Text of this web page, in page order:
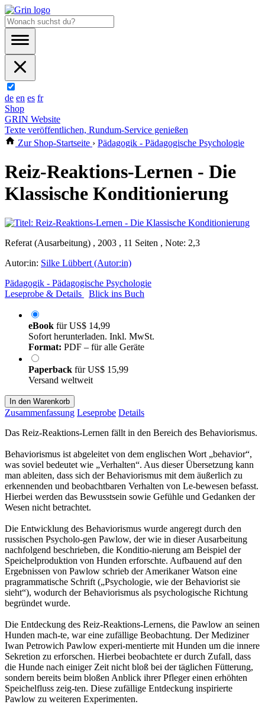
de en es fr
Shop
GRIN Website
Texte veröffentlichen, Rundum-Service genießen
Zur Shop-Startseite › Pädagogik - Pädagogische Psychologie
Reiz-Reaktions-Lernen - Die
Klassische Konditionierung
Referat (Ausarbeitung) , 2003 , 11 Seiten , Note: 2,3
Autor:in: Silke Lübbert (Autor:in)
Pädagogik - Pädagogische Psychologie
Leseprobe & Details
Blick ins Buch
eBook fürUS$ 14,99
Sofort herunterladen. Inkl. MwSt.
Format: PDF – für alle Geräte
Paperback fürUS$ 15,99
Versand weltweit
In den Warenkorb
Zusammenfassung Leseprobe Details
Das Reiz-Reaktions-Lernen fällt in den Bereich des Behaviorismus.
Behaviorismus ist abgeleitet von dem englischen Wort „behavior“,
was soviel bedeutet wie „Verhalten“. Aus dieser Übersetzung kann
man ableiten, dass sich der Behaviorismus mit dem äußerlich zu
erkennenden und beobachtbaren Verhalten von Le-bewesen befasst.
Hierbei werden das Bewusstsein sowie Gefühle und Gedanken der
Wesen nicht betrachtet.
Die Entwicklung des Behaviorismus wurde angeregt durch den
russischen Psycholo-gen Pawlow, der wie in dieser Ausarbeitung
nachfolgend beschrieben, die Konditio-nierung am Beispiel der
Speichelproduktion von Hunden erforschte. Aufbauend auf den
Ergebnissen von Pawlow schrieb der Amerikaner Watson eine
pragrammatische Schrift („Psychologie, wie der Behaviorist sie
sieht“), wodurch der Behaviorismus als psychologische Richtung
begründet wurde.
Die Entdeckung des Reiz-Reaktions-Lernens, die Pawlow an seinen
Hunden mach-te, war eine zufällige Beobachtung. Der Mediziner
Iwan Petrowich Pawlow experi-mentierte mit Hunden um die innere
Sekretion zu erforschen. Hierbei beobachtete er durch Zufall, dass
die Hunde nach einiger Zeit nicht bloß bei der täglichen Fütterung,
sondern bereits beim bloßen Anblick ihrer Pfleger einen erhöhten
Speichelfluss zeig-ten. Diese zufällige Entdeckung inspirierte
Pawlow zu weiteren Experimenten.